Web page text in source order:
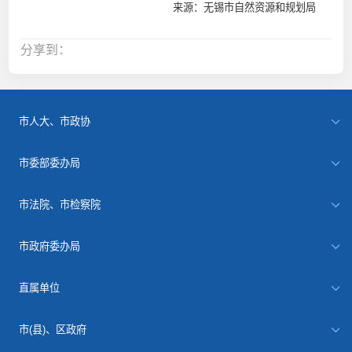
来源：无锡市自然资源和规划局
分享到：
市人大、市政协
市委部委办局
市法院、市检察院
市政府委办局
直属单位
市(县)、区政府